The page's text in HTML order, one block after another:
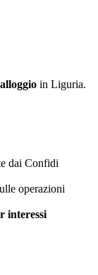
in Liguria.
dai Confidi
operazioni
interessi